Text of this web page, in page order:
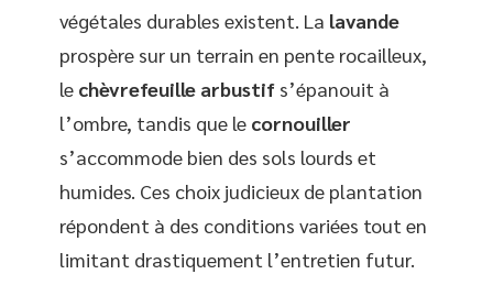
végétales durables existent. La lavande
prospère sur un terrain en pente rocailleux,
le chèvrefeuille arbustif s’épanouit à
l’ombre, tandis que le cornouiller
s’accommode bien des sols lourds et
humides. Ces choix judicieux de plantation
répondent à des conditions variées tout en
limitant drastiquement l’entretien futur.